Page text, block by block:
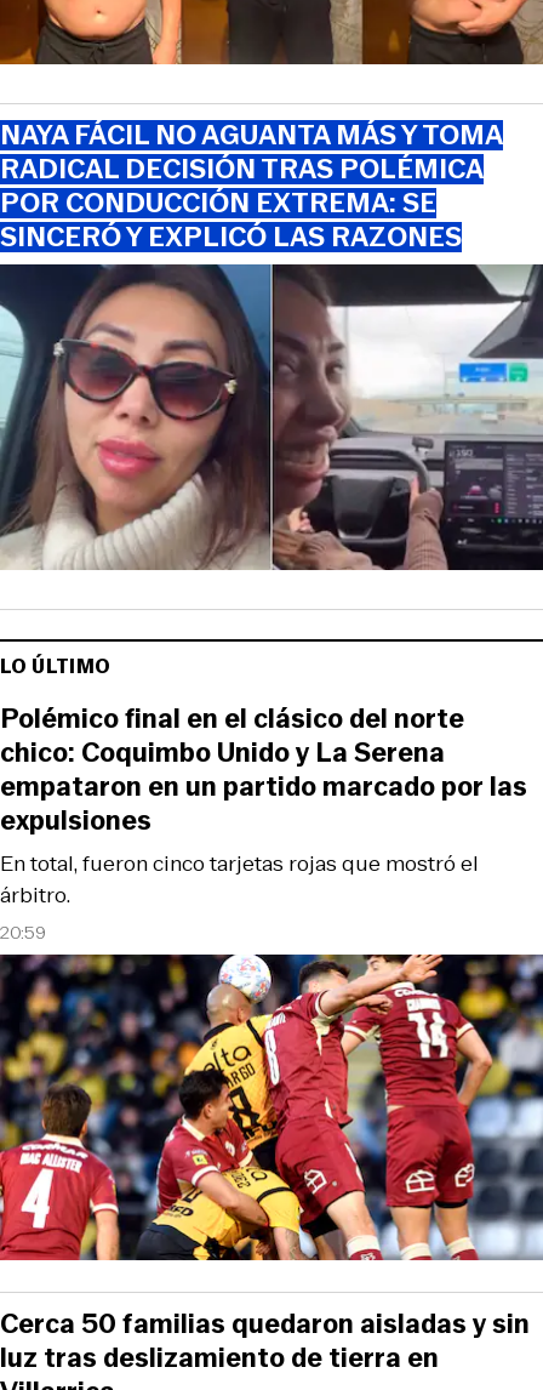
NAYA FÁCIL NO AGUANTA MÁS Y TOMA
RADICAL DECISIÓN TRAS POLÉMICA
POR CONDUCCIÓN EXTREMA: SE
SINCERÓ Y EXPLICÓ LAS RAZONES
LO ÚLTIMO
20:59
En total, fueron cinco tarjetas rojas que mostró el
árbitro.
Polémico final en el clásico del norte
chico: Coquimbo Unido y La Serena
empataron en un partido marcado por las
expulsiones
Cerca 50 familias quedaron aisladas y sin
luz tras deslizamiento de tierra en